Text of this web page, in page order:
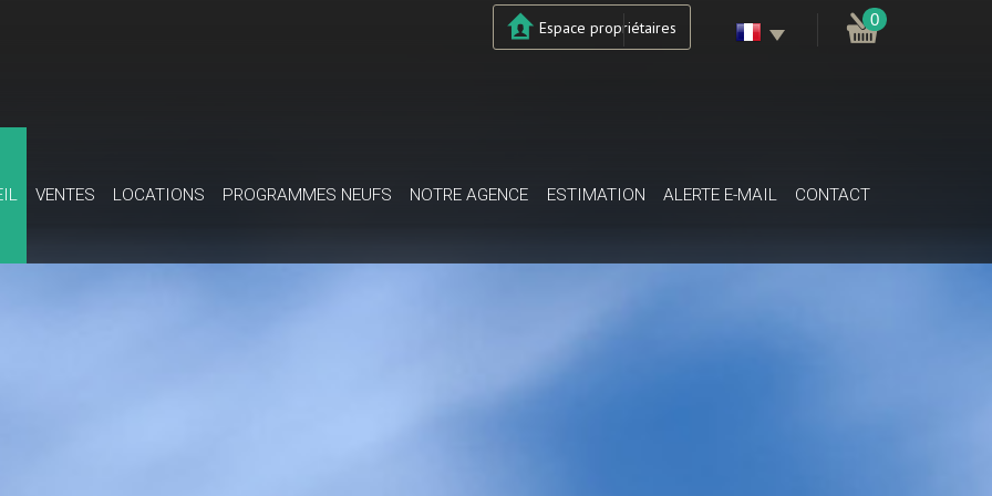
Espace propriétaires 0
VENTES LOCATIONS PROGRAMMES NEUFS NOTRE AGENCE ESTIMATION ALERTE E-MAIL CONTACT